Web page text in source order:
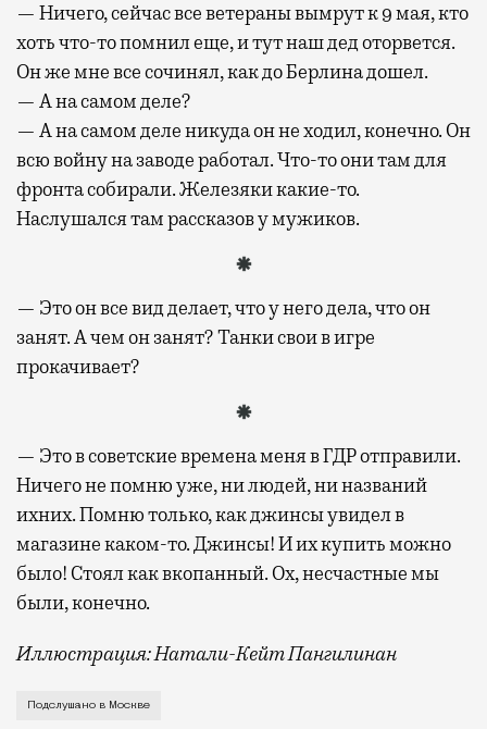
— Ничего, сейчас все ветераны вымрут к 9 мая, кто
хоть что-то помнил еще, и тут наш дед оторвется.
Он же мне все сочинял, как до Берлина дошел.
— А на самом деле?
— А на самом деле никуда он не ходил, конечно. Он
всю войну на заводе работал. Что-то они там для
фронта собирали. Железяки какие-то.
Наслушался там рассказов у мужиков.
— Это он все вид делает, что у него дела, что он
занят. А чем он занят? Танки свои в игре
прокачивает?
— Это в советские времена меня в ГДР отправили.
Ничего не помню уже, ни людей, ни названий
ихних. Помню только, как джинсы увидел в
магазине каком-то. Джинсы! И их купить можно
было! Стоял как вкопанный. Ох, несчастные мы
были, конечно.
Иллюстрация: Натали-Кейт Пангилинан
— У меня была кожаная куртка отца, он столько,
Подслушано в Москве